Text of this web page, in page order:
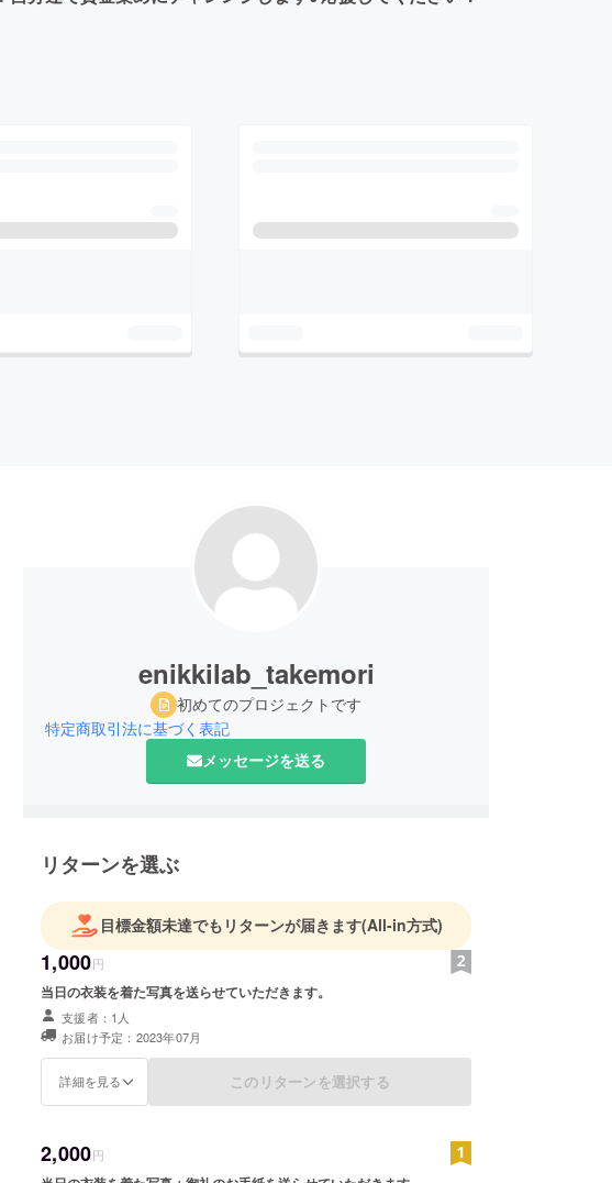
enikkilab_takemori
初めてのプロジェクトです
特定商取引法に基づく表記
メッセージを送る
リターンを選ぶ
目標金額未達でもリターンが届きます(All-in方式)
1,000円
当日の衣装を着た写真を送らせていただきます。
支援者：1人
お届け予定：2023年07月
詳細を見る このリターンを選択する
2,000円